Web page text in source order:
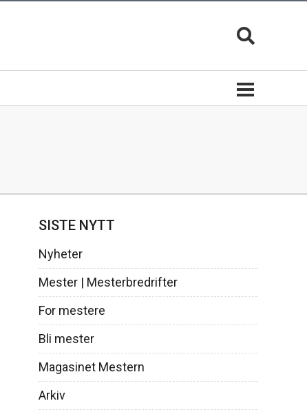
Mesterbrev lederutdanning
Søk mesterbrev
Veier til mesterbrev
Søknadsskjema
SISTE NYTT
Nyheter
Mester | Mesterbredrifter
For mestere
Bli mester
Magasinet Mestern
Arkiv